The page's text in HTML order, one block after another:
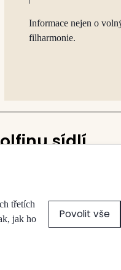
Informace nejen o
filharmonie.
sídlí
třetích
jak ho
Povolit vše